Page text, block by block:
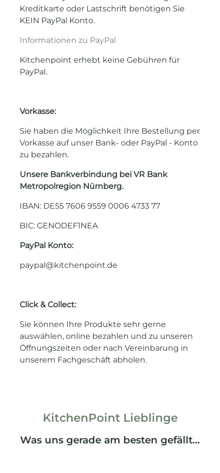
Kreditkarte oder Lastschrift benötigen Sie
KEIN PayPal Konto.
Informationen zu PayPal
Kitchenpoint erhebt keine Gebühren für
PayPal.
Vorkasse:
Sie haben die Möglichkeit Ihre Bestellung per
Vorkasse auf unser Bank- oder PayPal - Konto
zu bezahlen.
Unsere Bankverbindung bei VR Bank
Metropolregion Nürnberg.
IBAN: DE55 7606 9559 0006 4733 77
BIC: GENODEF1NEA
PayPal Konto:
paypal@kitchenpoint.de
Click & Collect:
Sie können Ihre Produkte sehr gerne
auswählen, online bezahlen und zu unseren
Öffnungszeiten oder nach Vereinbarung in
unserem Fachgeschäft abholen.
KitchenPoint Lieblinge
Was uns gerade am besten gefällt...